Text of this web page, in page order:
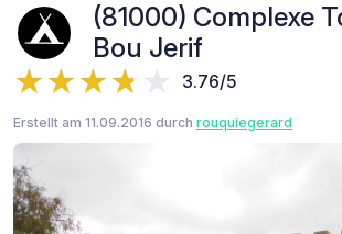
(81000) Complexe
Bou Jerif
3.76/5
Erstellt am 11.09.2016 durch rouquiegerard